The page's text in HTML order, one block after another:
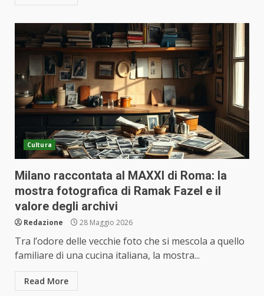
Cultura
Milano raccontata al MAXXI di Roma: la
mostra fotografica di Ramak Fazel e il
valore degli archivi
Redazione 28 Maggio 2026
Tra l’odore delle vecchie foto che si mescola a quello
familiare di una cucina italiana, la mostra...
Read More